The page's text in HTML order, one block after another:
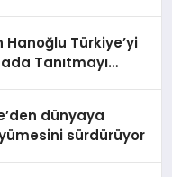
Hanoğlu Türkiye’yi
Tanıtmayı
dünyaya
sürdürüyor